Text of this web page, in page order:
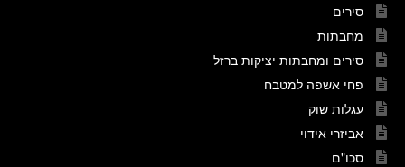
סירים
מחבתות
סירים ומחבתות יציקות ברזל
פחי אשפה למטבח
עגלות שוק
אביזרי אידוי
סכו"ם